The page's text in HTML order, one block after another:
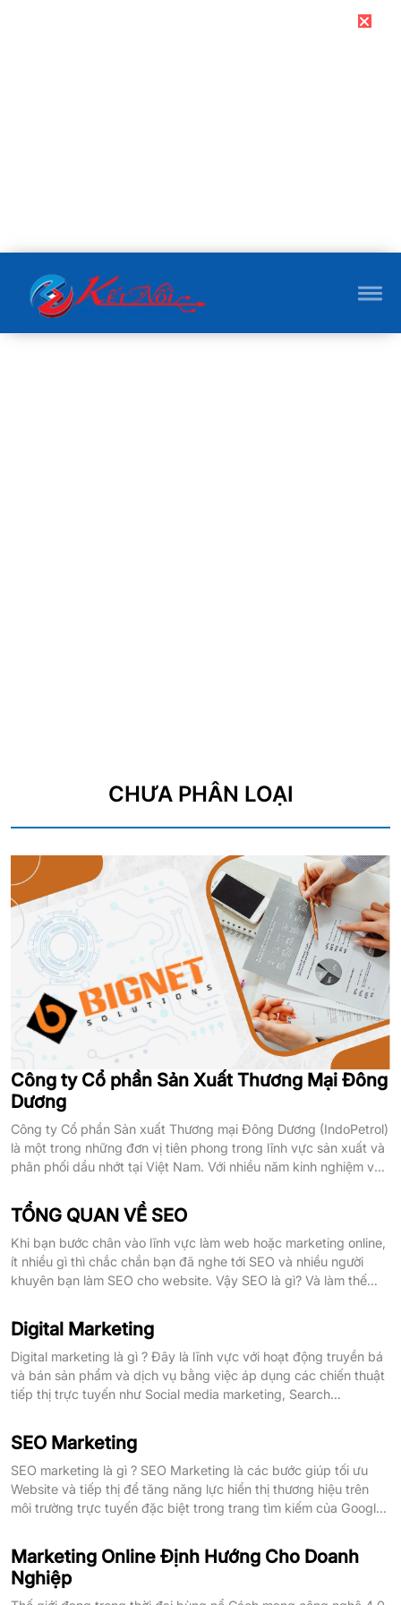
CHƯA PHÂN LOẠI
Công ty Cổ phần Sản Xuất Thương Mại Đông
Dương
Công ty Cổ phần Sản xuất Thương mại Đông Dương (IndoPetrol)
là một trong những đơn vị tiên phong trong lĩnh vực sản xuất và
phân phối dầu nhớt tại Việt Nam. Với nhiều năm kinh nghiệm và
vững chắc trên thị trường […]
TỔNG QUAN VỀ SEO
Khi bạn bước chân vào lĩnh vực làm web hoặc marketing online,
ít nhiều gì thì chắc chắn bạn đã nghe tới SEO và nhiều người
khuyên bạn làm SEO cho website. Vậy SEO là gì? Và làm thế
QUAN VỀ SEO Hãy cùng Bignet solutions […]
Digital Marketing
Digital marketing là gì ? Đây là lĩnh vực với hoạt động truyền bá
và bán sản phẩm và dịch vụ bằng việc áp dụng các chiến thuật
tiếp thị trực tuyến như Social media marketing, Search
MARKETING LÀ GÌ Trong bài viết bên dưới […]
SEO Marketing
SEO marketing là gì ? SEO Marketing là các bước giúp tối ưu
Website và tiếp thị để tăng năng lực hiển thị thương hiệu trên
môi trường trực tuyến đặc biệt trong trang tìm kiếm của Google
sẽ cùng các bạn tìm […]
Marketing Online Định Hướng Cho Doanh
Nghiệp